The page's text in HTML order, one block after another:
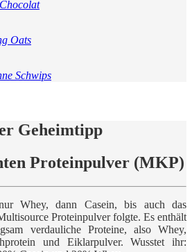
Oats
Schwips
Geheimtipp
Proteinpulver (MKP)
Whey, dann Casein, bis auch das
Proteinpulver folgte. Es enthält
verdauliche Proteine, also Whey,
und Eiklarpulver. Wusstet ihr: